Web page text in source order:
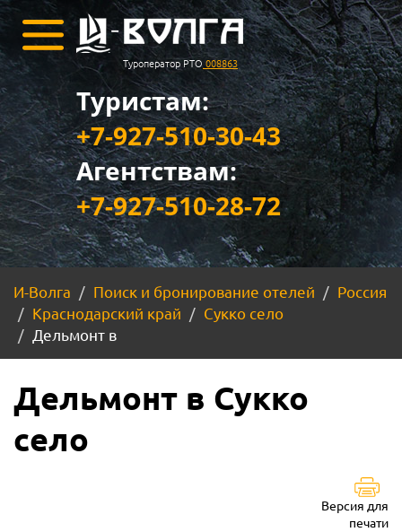
Туроператор РТО 008863
Туристам:
+7-927-510-30-43
Агентствам:
+7-927-510-28-72
И-Волга Поиск и бронирование отелей
Россия
Краснодарский край
Сукко село
Дельмонт в
Дельмонт в Сукко
село
Версия для
печати